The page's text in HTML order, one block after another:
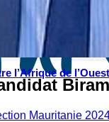
l’Afrique de
Mauritanie